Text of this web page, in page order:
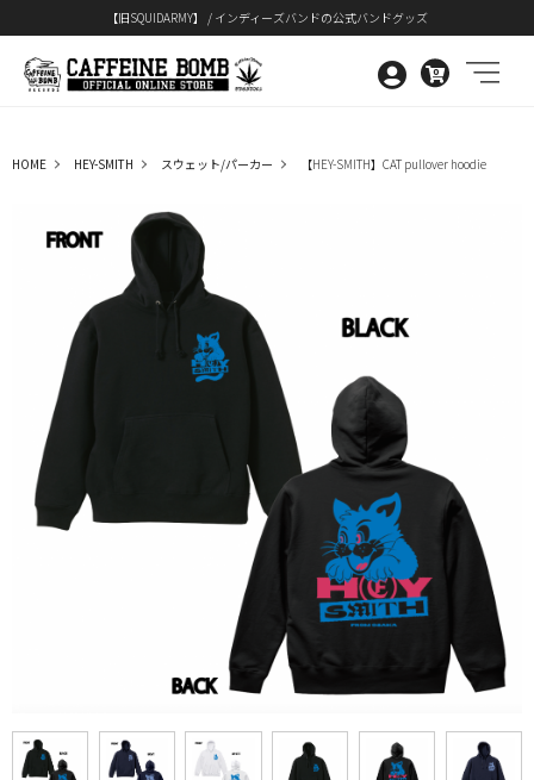
【旧SQUIDARMY】 / インディーズバンドの公式バンドグッズ
0
HOME HEY-SMITH スウェット/パーカー 【HEY-SMITH】CAT pullover hoodie